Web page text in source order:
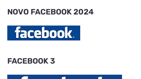
NOVO FACEBOOK 2024
FACEBOOK 3